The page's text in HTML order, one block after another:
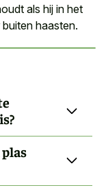
als hij in het
haasten.